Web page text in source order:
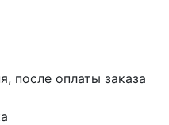
после оплаты заказа